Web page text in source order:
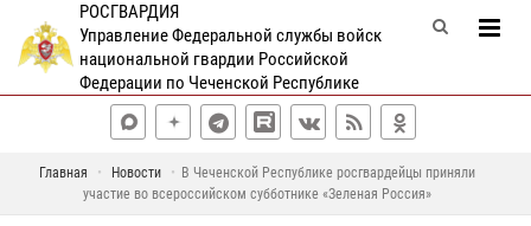
РОСГВАРДИЯ
Управление Федеральной службы войск
национальной гвардии Российской
Федерации по Чеченской Республике
Главная Новости
В Чеченской Республике росгвардейцы приняли
участие во всероссийском субботнике «Зеленая Россия»